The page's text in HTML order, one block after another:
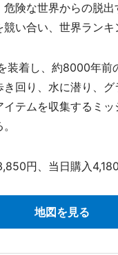
険な世界からの脱
い合い、世界ランキ
着し、約8000年前
回り、水に潜り、
テムを収集するミ
円、当日購入4,180
地図を見る